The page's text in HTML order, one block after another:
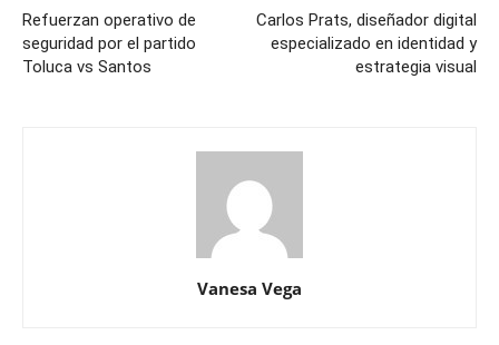
Refuerzan operativo de
seguridad por el partido
Toluca vs Santos
Carlos Prats, diseñador digital
especializado en identidad y
estrategia visual
Vanesa Vega